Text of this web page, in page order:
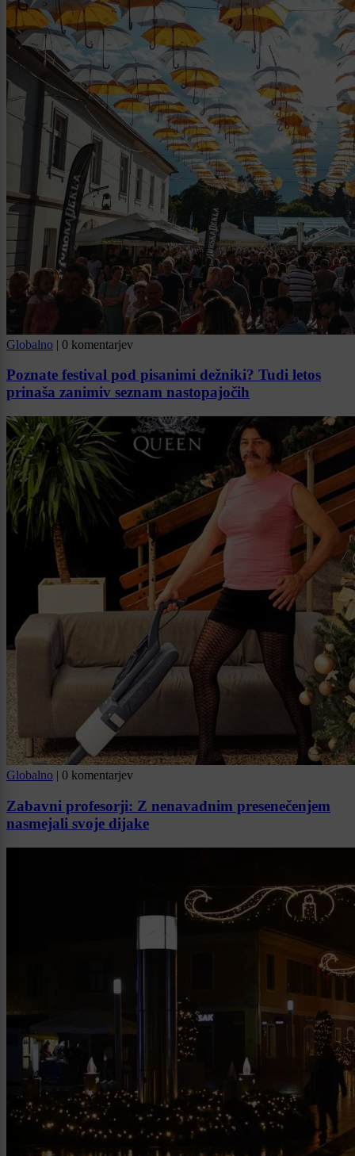
Globalno | 0 komentarjev
Poznate festival pod pisanimi dežniki? Tudi letos
prinaša zanimiv seznam nastopajočih
Globalno | 0 komentarjev
Zabavni profesorji: Z nenavadnim presenečenjem
nasmejali svoje dijake